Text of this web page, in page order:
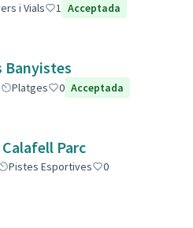
i Vials 1 Acceptada
Banyistes
Platges 0 Acceptada
Parc
Pistes Esportives
0